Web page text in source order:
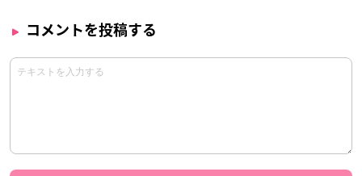
コメントを投稿する